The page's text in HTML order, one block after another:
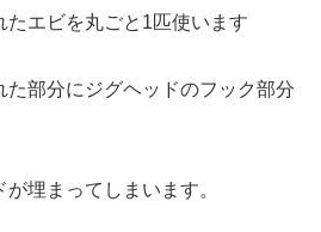
たエビを丸ごと1匹使います
部分にジグヘッドのフック部分
埋まってしまいます。